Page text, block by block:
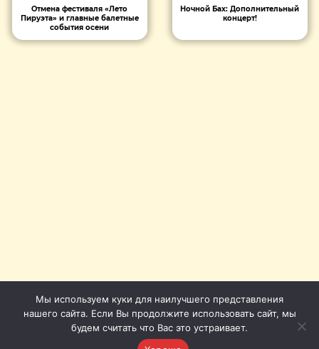
Отмена фестиваля «Лето
Пируэта» и главные балетные
события осени
Ночной Бах: Дополнительный
концерт!
Мы используем куки для наилучшего представления
нашего сайта. Если Вы продолжите использовать сайт, мы
будем считать что Вас это устраивает.